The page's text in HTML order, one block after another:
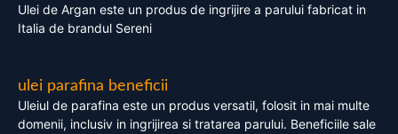
Ulei de Argan este un produs de ingrijire a parului fabricat in
Italia de brandul Sereni
ulei parafina beneficii
Uleiul de parafina este un produs versatil, folosit in mai multe
domenii, inclusiv in ingrijirea si tratarea parului. Beneficiile sale